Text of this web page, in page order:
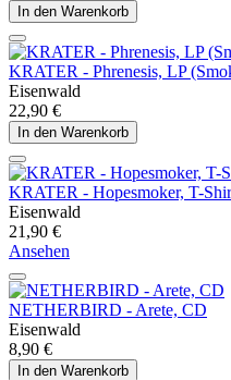
In den Warenkorb
KRATER - Phrenesis, LP
Eisenwald
22,90 €
In den Warenkorb
KRATER - Hopesmoker, T-
Eisenwald
21,90 €
Ansehen
NETHERBIRD - Arete, CD
Eisenwald
8,90 €
In den Warenkorb